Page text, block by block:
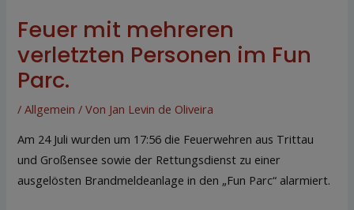
Feuer mit mehreren
verletzten Personen im Fun
Parc.
/Allgemein / Von Jan Levin de Oliveira
Am 24 Juli wurden um 17:56 die Feuerwehren aus Trittau
und Großensee sowie der Rettungsdienst zu einer
ausgelösten Brandmeldeanlage in den „Fun Parc“ alarmiert.